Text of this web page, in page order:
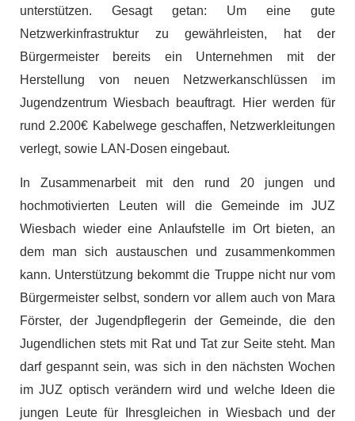
unterstützen. Gesagt getan: Um eine gute
Netzwerkinfrastruktur zu gewährleisten, hat der
Bürgermeister bereits ein Unternehmen mit der
Herstellung von neuen Netzwerkanschlüssen im
Jugendzentrum Wiesbach beauftragt. Hier werden für
rund 2.200€ Kabelwege geschaffen, Netzwerkleitungen
verlegt, sowie LAN-Dosen eingebaut.
In Zusammenarbeit mit den rund 20 jungen und
hochmotivierten Leuten will die Gemeinde im JUZ
Wiesbach wieder eine Anlaufstelle im Ort bieten, an
dem man sich austauschen und zusammenkommen
kann. Unterstützung bekommt die Truppe nicht nur vom
Bürgermeister selbst, sondern vor allem auch von Mara
Förster, der Jugendpflegerin der Gemeinde, die den
Jugendlichen stets mit Rat und Tat zur Seite steht. Man
darf gespannt sein, was sich in den nächsten Wochen
im JUZ optisch verändern wird und welche Ideen die
jungen Leute für Ihresgleichen in Wiesbach und der